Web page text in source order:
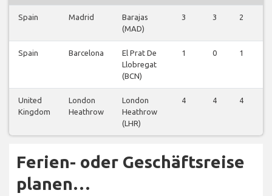
Spain Madrid
Barajas
(MAD)
3 3 2
Spain Barcelona
El Prat De
Llobregat
(BCN)
1 0 1
United
Kingdom
London
Heathrow
London
Heathrow
(LHR)
4 4 4
Ferien- oder Geschäftsreise
planen…